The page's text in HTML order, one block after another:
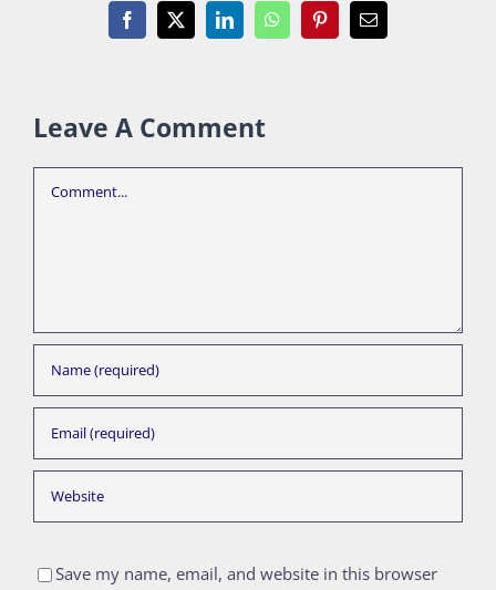
Facebook
X LinkedInWhatsAppPinterestEmail
Leave A Comment
Comment
Save my name, email, and website in this browser